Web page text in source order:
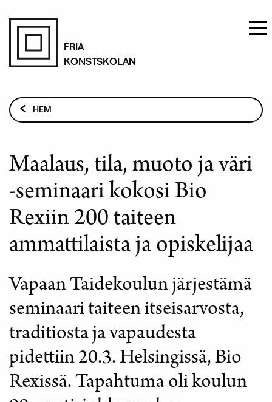
Hoppa
FRIA
KONSTSKOLAN
Länkstig
HEM
Maalaus, tila, muoto ja väri
-seminaari kokosi Bio
Rexiin 200 taiteen
ammattilaista ja opiskelijaa
Vapaan Taidekoulun järjestämä
seminaari taiteen itseisarvosta,
traditiosta ja vapaudesta
pidettiin 20.3. Helsingissä, Bio
Rexissä. Tapahtuma oli koulun